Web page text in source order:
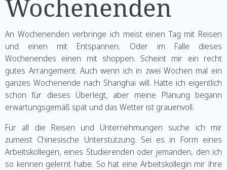
Wochenenden
An Wochenenden verbringe ich meist einen Tag mit Reisen
und einen mit Entspannen. Oder im Falle dieses
Wochenendes einen mit shoppen. Scheint mir ein recht
gutes Arrangement. Auch wenn ich in zwei Wochen mal ein
ganzes Wochenende nach Shanghai will. Hatte ich eigentlich
schon für dieses Überlegt, aber meine Planung begann
erwartungsgemäß spät und das Wetter ist grauenvoll.
Für all die Reisen und Unternehmungen suche ich mir
zumeist Chinesische Unterstützung. Sei es in Form eines
Arbeitskollegen, eines Studierenden oder jemanden, den ich
so kennen gelernt habe. So hat eine Arbeitskollegin mir ihre